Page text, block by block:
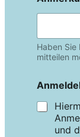
Haben Sie
mitteilen
und